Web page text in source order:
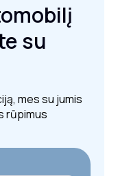
su
mes su jumis
rūpimus